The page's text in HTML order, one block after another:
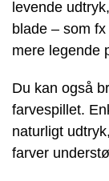
levende
blade – som
mere legende
Du kan også
farvespillet.
naturligt
farver